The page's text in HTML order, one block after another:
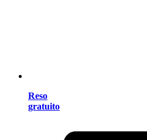
Reso
gratuito